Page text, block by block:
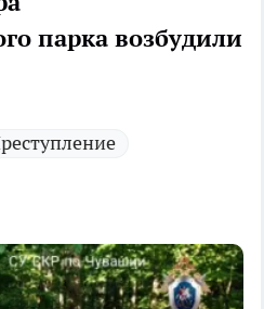
парка возбудили